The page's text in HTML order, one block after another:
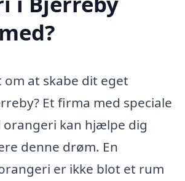
at skabe dit eget
Et firma med speciale
kan hjælpe dig
denne drøm. En
er ikke blot et rum